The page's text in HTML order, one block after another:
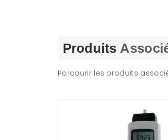
Produits
Parcourir les produits